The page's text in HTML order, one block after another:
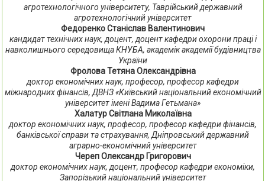
агротехнологічного університету, Таврійський державний
агротехнологічний університет
Федоренко Станіслав Валентинович
кандидат технічних наук, доцент, доцент кафедри охорони праці і
навколишнього середовища КНУБА, академік академії будівництва
України
Фролова Тетяна Олександрівна
доктор економічних наук, професор, професор кафедри
міжнародних фінансів, ДВНЗ «Київський національний економічний
університет імені Вадима Гетьмана»
Халатур Світлана Миколаївна
доктор економічних наук, професор, професор кафедри фінансів,
банківської справи та страхування, Дніпровський державний
аграрно-економічний університет
Череп Олександр Григорович
доктор економічних наук, доцент, професор кафедри економіки,
Запорізький національний університет